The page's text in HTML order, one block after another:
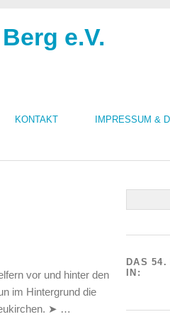
KONTAKT IMPRESSUM &
e.V.
vor und hinter den
im Hintergrund die
➤ …
DAS 54.
IN: